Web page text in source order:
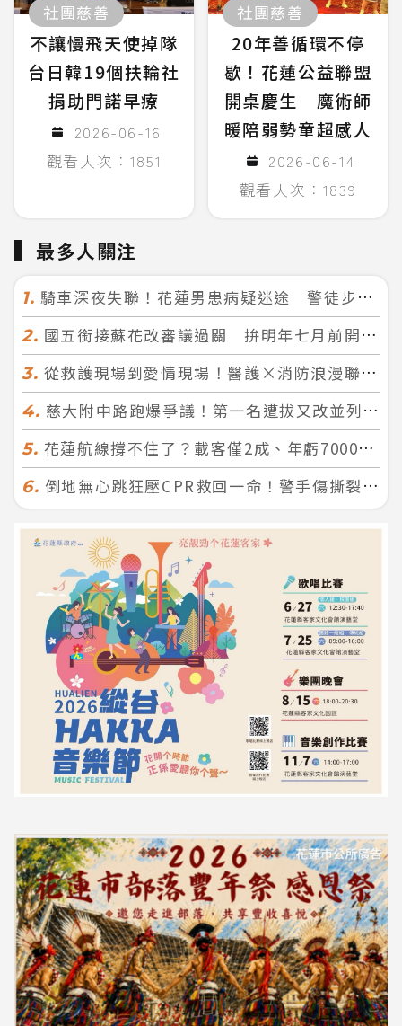
社團慈善
不讓慢飛天使掉隊
台日韓19個扶輪社
捐助門諾早療
2026-06-16
觀看人次：1851
社團慈善
20年善循環不停
歇！花蓮公益聯盟
開桌慶生 魔術師
暖陪弱勢童超感人
2026-06-14
觀看人次：1839
最多人關注
1. 騎車深夜失聯！花蓮男患病疑迷途 警徒步百米急尋救回一命
2. 國五銜接蘇花改審議過關 拚明年七月前開工！台北花蓮2小時生活圈成形
3. 從救護現場到愛情現場！醫護×消防浪漫聯誼 32人配對成功5對
4. 慈大附中路跑爆爭議！第一名遭拔又改並列 家長怒：難以接受
5. 花蓮航線撐不住了？載客僅2成、年虧7000萬 華信喊：真的快飛不下去
6. 倒地無心跳狂壓CPR救回一命！警手傷撕裂仍不放手 竟救到藝人何篤霖哥哥